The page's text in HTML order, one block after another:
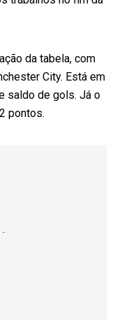
da tabela, com
City. Está em
saldo de gols. Já o
pontos.